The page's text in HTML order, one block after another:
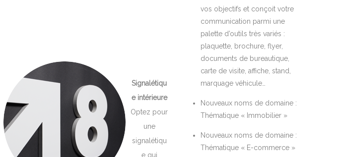
Signalétiqu
e intérieure
Optez pour
une
signalétiqu
e qui
vos objectifs et conçoit votre
communication parmi une
palette d’outils très variés :
plaquette, brochure, flyer,
documents de bureautique,
carte de visite, affiche, stand,
marquage véhicule…
Nouveaux noms de domaine :
Thématique « Immobilier »
Nouveaux noms de domaine :
Thématique « E-commerce »